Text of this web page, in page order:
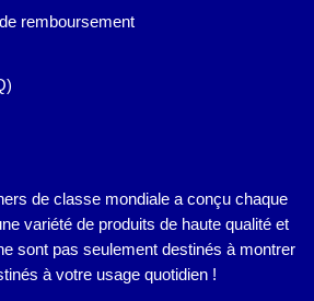
remboursement
de classe mondiale a conçu chaque
variété de produits de haute qualité et
sont pas seulement destinés à montrer
à votre usage quotidien !